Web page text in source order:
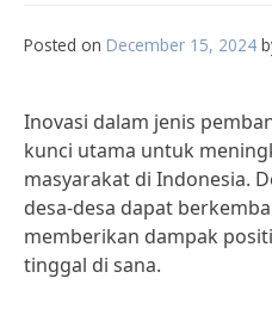
Posted on December 15, 2024
Inovasi dalam jenis
kunci utama untuk
masyarakat di Indonesia.
desa-desa dapat
memberikan dampak
tinggal di sana.